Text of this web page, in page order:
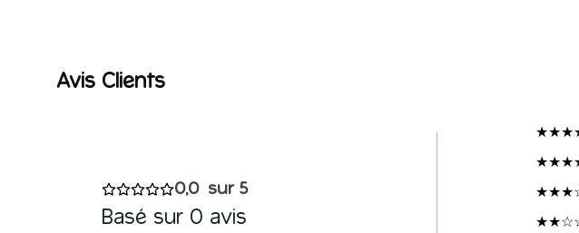
0,0
Basé sur 0 avis